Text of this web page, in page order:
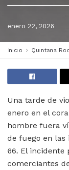
enero 22, 2026
Inicio Quintana
Una tarde de
enero en el
hombre fuera
de fuego en las
66. El incidente
comerciantes